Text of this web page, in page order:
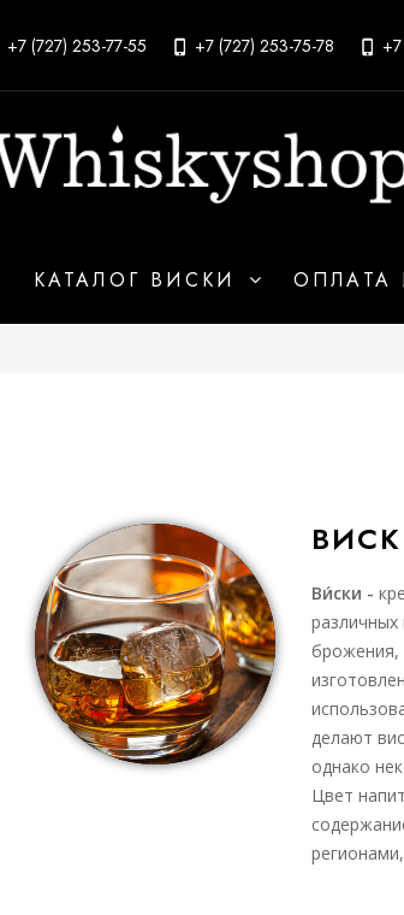
+7 (727) 253-77-55 +7 (727) 253-75-78
КАТАЛОГ ВИСКИ ОПЛАТА
Ви́ски -
брожения,
делают
однако
Цвет